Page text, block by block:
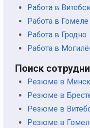
Работа в
Работа в Гомеле
Работа в Гродно
Работа в
Поиск
Резюме в
Резюме в
Резюме в
Резюме в